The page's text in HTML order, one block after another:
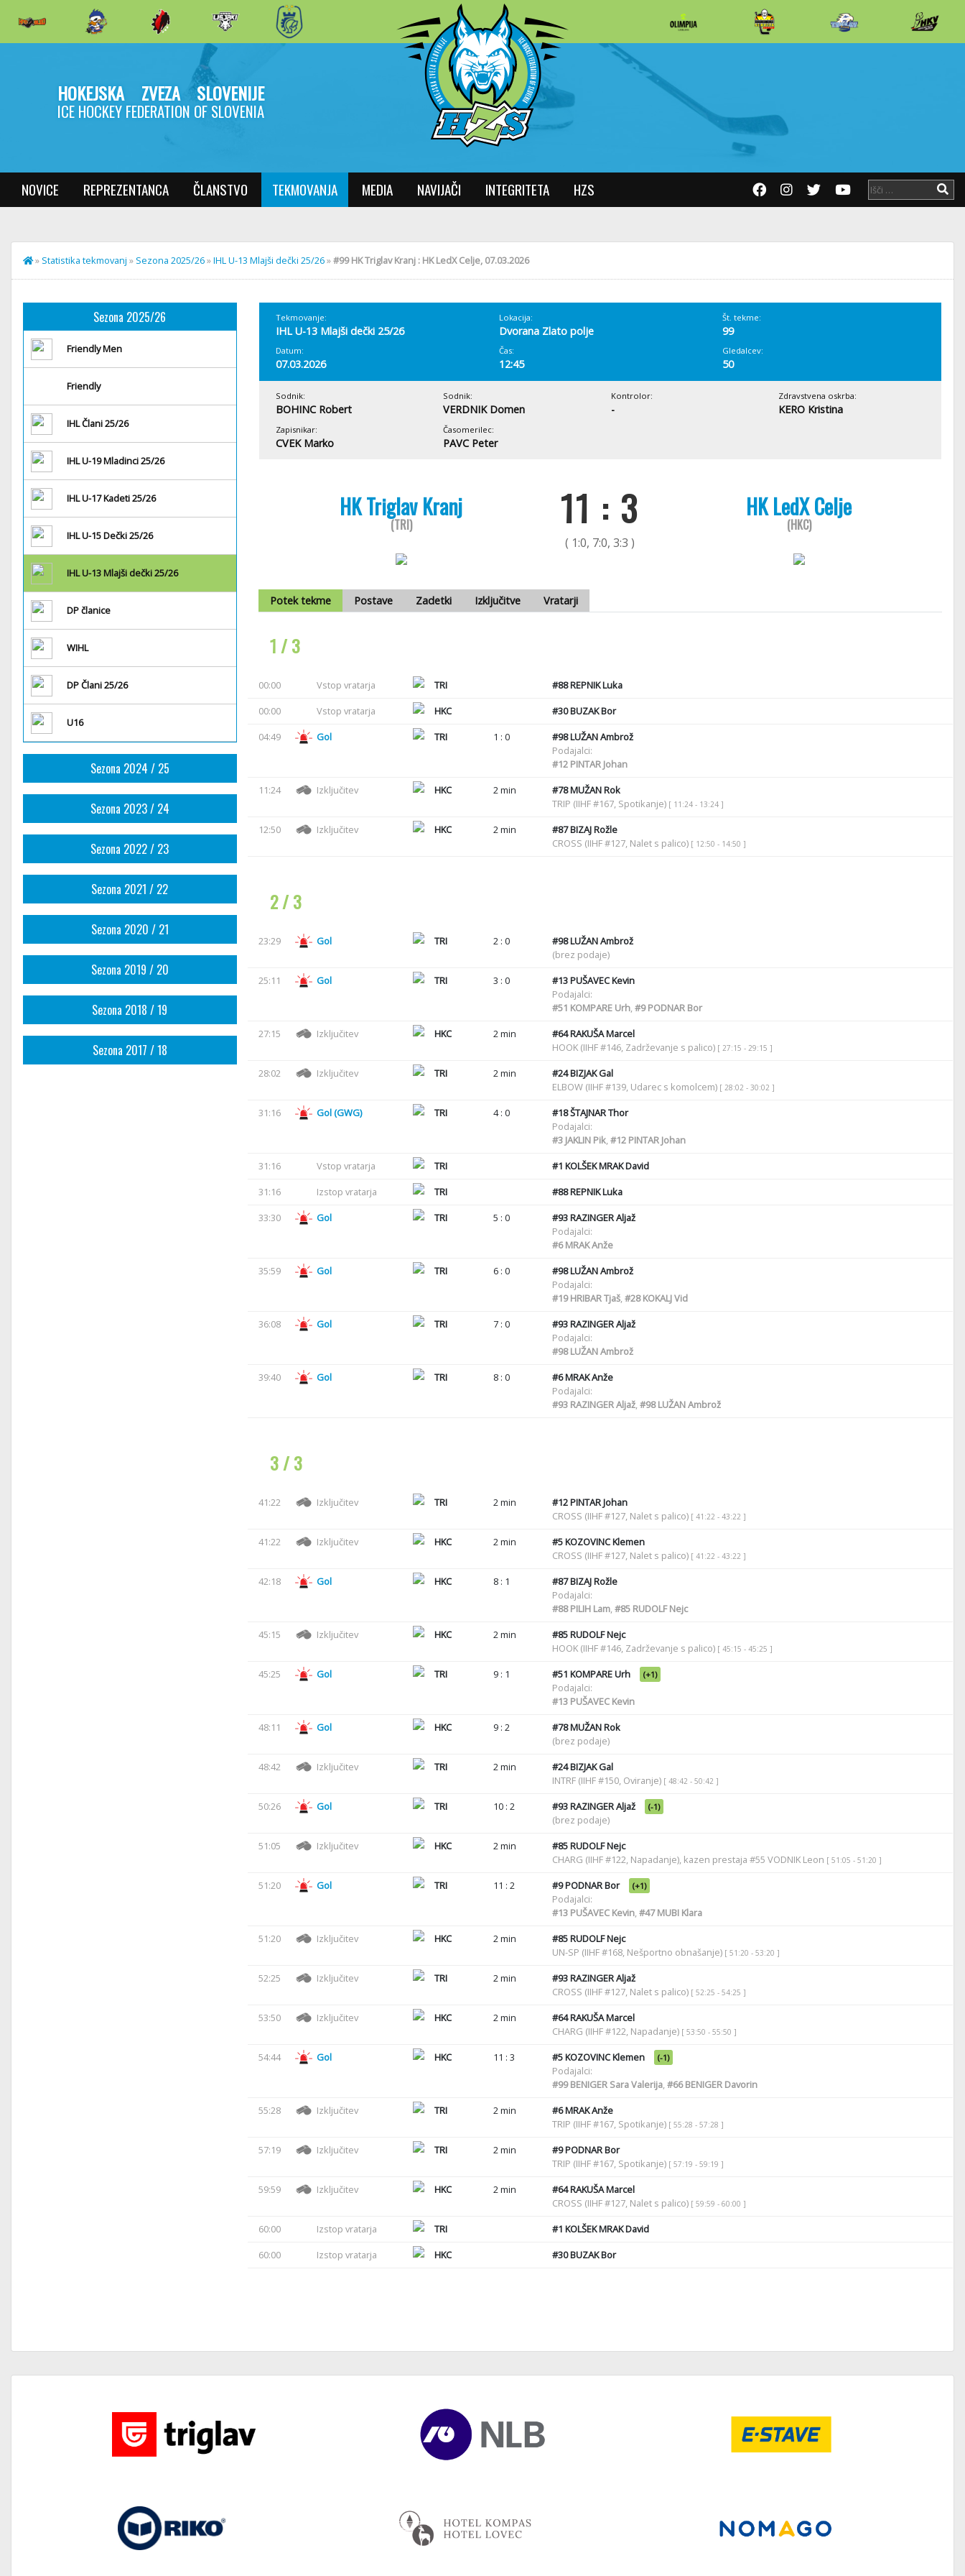
HOKEJSKA ZVEZA SLOVENIJE
ICE HOCKEY FEDERATION OF SLOVENIA
NOVICE REPREZENTANCA ČLANSTVO TEKMOVANJA MEDIA NAVIJAČI INTEGRITETA HZS
» Statistika tekmovanj » Sezona 2025/26»IHL U-13 Mlajši dečki 25/26»#99 HK Triglav Kranj : HK LedX Celje, 07.03.2026
Sezona 2025/26
Friendly Men
Friendly
IHL Člani 25/26
IHL U-19 Mladinci 25/26
IHL U-17 Kadeti 25/26
IHL U-15 Dečki 25/26
IHL U-13 Mlajši dečki 25/26
DP članice
WIHL
DP Člani 25/26
U16
Sezona 2024 / 25
Sezona 2023 / 24
Sezona 2022 / 23
Sezona 2021 / 22
Sezona 2020 / 21
Sezona 2019 / 20
Sezona 2018 / 19
Sezona 2017 / 18
Tekmovanje:
IHL U-13 Mlajši dečki 25/26
Lokacija:
Dvorana Zlato polje
Št. tekme:
99
Datum:
07.03.2026
Čas:
12:45
Gledalcev:
50
Sodnik:
BOHINC Robert
Sodnik:
VERDNIK Domen
Kontrolor:
-
Zdravstvena oskrba:
KERO Kristina
Zapisnikar:
CVEK Marko
Časomerilec:
PAVC Peter
HK Triglav Kranj
(TRI) 11 : 3
( 1:0, 7:0, 3:3 )
HK LedX Celje
(HKC)
Potek tekme Postave Zadetki Izključitve Vratarji
1 / 3
00:00 Vstop vratarja TRI #88REPNIK Luka
00:00
Vstop vratarja HKC #30BUZAK Bor
04:49
Gol TRI 1 : 0 #98LUŽAN Ambrož
Podajalci:
#12PINTAR Johan
11:24
Izključitev HKC 2 min #78MUŽAN Rok
TRIP (IIHF #167, Spotikanje) [ 11:24 - 13:24 ]
12:50 Izključitev HKC 2 min #87BIZAJ Rožle
CROSS (IIHF #127, Nalet s palico) [ 12:50 - 14:50 ]
2 / 3
23:29 Gol TRI 2 : 0 #98LUŽAN Ambrož
(brez podaje)
25:11
Gol TRI 3 : 0 #13PUŠAVEC Kevin
Podajalci:
#51 KOMPARE Urh,#9PODNAR Bor
27:15
Izključitev HKC 2 min #64RAKUŠA Marcel
HOOK (IIHF #146, Zadrževanje s palico) [ 27:15 - 29:15 ]
28:02 Izključitev TRI 2 min #24BIZJAK Gal
ELBOW (IIHF #139, Udarec s komolcem) [ 28:02 - 30:02 ]
31:16 Gol (GWG) TRI 4 : 0 #18ŠTAJNAR Thor
Podajalci:
#3JAKLIN Pik,#12PINTAR Johan
31:16
Vstop vratarja TRI #1 KOLŠEK MRAK David
31:16
Izstop vratarja TRI #88REPNIK Luka
33:30
Gol TRI 5 : 0 #93RAZINGER Aljaž
Podajalci:
#6MRAK Anže
35:59
Gol TRI 6 : 0 #98LUŽAN Ambrož
Podajalci:
#19HRIBAR Tjaš,#28KOKALJ Vid
36:08
Gol TRI 7 : 0 #93RAZINGER Aljaž
Podajalci:
#98LUŽAN Ambrož
39:40
Gol TRI 8 : 0 #6MRAK Anže
Podajalci:
#93RAZINGER Aljaž,#98LUŽAN Ambrož
3 / 3
41:22 Izključitev TRI 2 min #12PINTAR Johan
CROSS (IIHF #127, Nalet s palico) [ 41:22 - 43:22 ]
41:22 Izključitev HKC 2 min #5KOZOVINC Klemen
CROSS (IIHF #127, Nalet s palico) [ 41:22 - 43:22 ]
42:18 Gol HKC 8 : 1 #87BIZAJ Rožle
Podajalci:
#88PILIH Lam,#85RUDOLF Nejc
45:15
Izključitev HKC 2 min #85RUDOLF Nejc
HOOK (IIHF #146, Zadrževanje s palico) [ 45:15 - 45:25 ]
45:25 Gol TRI 9 : 1 #51 KOMPARE Urh (+1)
Podajalci:
#13PUŠAVEC Kevin
48:11
Gol HKC 9 : 2 #78MUŽAN Rok
(brez podaje)
48:42
Izključitev TRI 2 min #24BIZJAK Gal
INTRF (IIHF #150, Oviranje) [ 48:42 - 50:42 ]
50:26 Gol TRI 10 : 2 #93RAZINGER Aljaž (-1)
(brez podaje)
51:05
Izključitev HKC 2 min #85RUDOLF Nejc
CHARG (IIHF #122, Napadanje), kazen prestaja #55 VODNIK Leon [ 51:05 - 51:20 ]
51:20 Gol TRI 11 : 2 #9PODNAR Bor (+1)
Podajalci:
#13PUŠAVEC Kevin,#47MUBI Klara
51:20
Izključitev HKC 2 min #85RUDOLF Nejc
UN-SP (IIHF #168, Nešportno obnašanje) [ 51:20 - 53:20 ]
52:25 Izključitev TRI 2 min #93RAZINGER Aljaž
CROSS (IIHF #127, Nalet s palico) [ 52:25 - 54:25 ]
53:50 Izključitev HKC 2 min #64RAKUŠA Marcel
CHARG (IIHF #122, Napadanje) [ 53:50 - 55:50 ]
54:44 Gol HKC 11 : 3 #5KOZOVINC Klemen (-1)
Podajalci:
#99BENIGER Sara Valerija,#66BENIGER Davorin
55:28
Izključitev TRI 2 min #6MRAK Anže
TRIP (IIHF #167, Spotikanje) [ 55:28 - 57:28 ]
57:19 Izključitev TRI 2 min #9PODNAR Bor
TRIP (IIHF #167, Spotikanje) [ 57:19 - 59:19 ]
59:59 Izključitev HKC 2 min #64RAKUŠA Marcel
CROSS (IIHF #127, Nalet s palico) [ 59:59 - 60:00 ]
60:00 Izstop vratarja TRI #1 KOLŠEK MRAK David
60:00
Izstop vratarja HKC #30BUZAK Bor